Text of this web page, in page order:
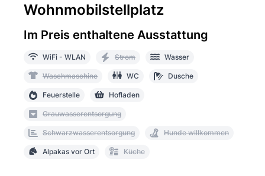
Wohnmobilstellplatz
Im Preis enthaltene Ausstattung
WiFi - WLAN Strom Wasser
Waschmaschine WC Dusche
Feuerstelle Hofladen
Grauwasserentsorgung
Schwarzwasserentsorgung Hunde willkommen
Alpakas vor Ort Küche